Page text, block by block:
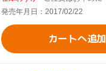
発売年月日：2017/02/22
カートへ追加